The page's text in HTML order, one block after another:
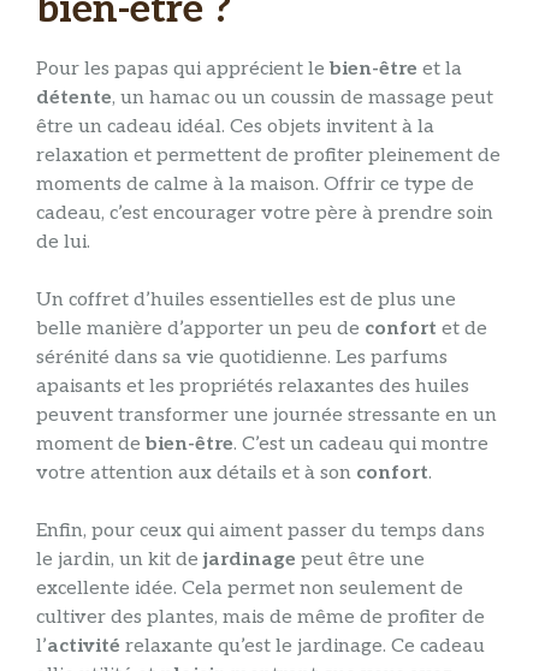
bien-être ?
Pour les papas qui apprécient lebien-être et la
détente, un hamac ou un coussin de massage peut
être un cadeau idéal. Ces objets invitent à la
relaxation et permettent de profiter pleinement de
moments de calme à la maison. Offrir ce type de
cadeau, c’est encourager votre père à prendre soin
de lui.
Un coffret d’huiles essentielles est de plus une
belle manière d’apporter un peu de confort et de
sérénité dans sa vie quotidienne. Les parfums
apaisants et les propriétés relaxantes des huiles
peuvent transformer une journée stressante en un
moment debien-être. C’est un cadeau qui montre
votre attention aux détails et à son confort.
Enfin, pour ceux qui aiment passer du temps dans
le jardin, un kit de jardinage peut être une
excellente idée. Cela permet non seulement de
cultiver des plantes, mais de même de profiter de
l’activité relaxante qu’est le jardinage. Ce cadeau